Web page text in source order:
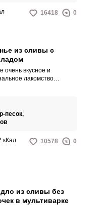
не развариваются и
16418 0
из сливы с
очень вкусное и
лакомство
семью за чаем.
песок,
кКал 10578 0
из сливы без
в мультиварке